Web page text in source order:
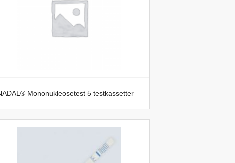
Mononukleosetest 5 testkassetter